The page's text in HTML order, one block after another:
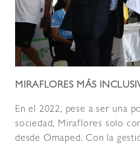
MIRAFLORES MÁS
En el 2022, pese a ser una
sociedad, Miraflores solo
desde Omaped. Con la